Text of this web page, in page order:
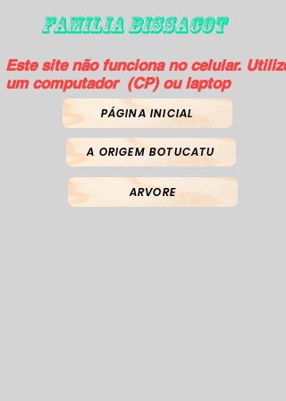
FAMILIA BISSACOT
Este site não funciona no celular. Utilize
um computador (CP) ou laptop
PÁGINA INICIAL
A ORIGEM BOTUCATU
ARVORE